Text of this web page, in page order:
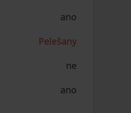
ano
Pelešany
ne
ano